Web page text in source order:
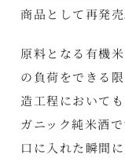
商品として再発売
原料となる有機
の負荷をできる
造工程において
ガニック純米酒
口に入れた瞬間